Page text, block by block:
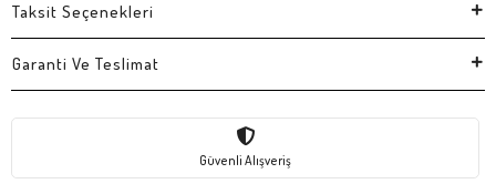
Taksit Seçenekleri
Garanti Ve Teslimat
Güvenli Alışveriş